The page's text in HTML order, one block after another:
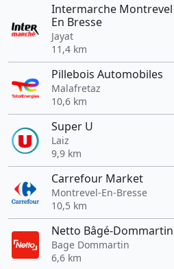
Intermarche Montrevel
En Bresse
Jayat
11,4 km
Pillebois Automobiles
Malafretaz
10,6 km
Super U
Laiz
9,9 km
Carrefour Market
Montrevel-En-Bresse
10,5 km
Netto Bâgé-Dommartin
Bage Dommartin
6,6 km